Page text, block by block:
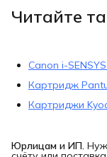
Читайте
Canon i-
Картридж
Картриджи
Юрлицам и ИП.